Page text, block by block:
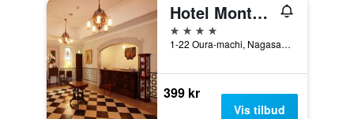
Hotel Monterey Nagasaki
4 stjerner
1-22 Oura-machi, Nagasaki, Japan
399 kr
Vis tilbud